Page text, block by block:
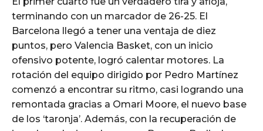
terminando con un marcador de 26-25. El
Barcelona llegó a tener una ventaja de diez
puntos, pero Valencia Basket, con un inicio
ofensivo potente, logró calentar motores. La
rotación del equipo dirigido por Pedro Martínez
comenzó a encontrar su ritmo, casi logrando una
remontada gracias a Omari Moore, el nuevo base
de los ‘taronja’. Además, con la recuperación de